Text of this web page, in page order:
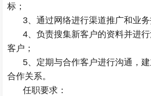
标；
3、通过网络进行渠道推广和业务
4、负责搜集新客户的资料并进
客户；
5、定期与合作客户进行沟通，
合作关系。
任职要求：